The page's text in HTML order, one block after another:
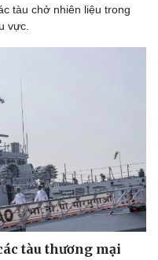
tàu chở nhiên liệu trong
vực.
tàu thương mại